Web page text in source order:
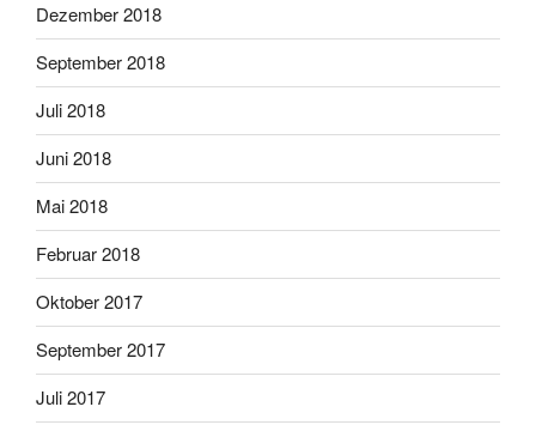
Dezember 2018
September 2018
Juli 2018
Juni 2018
Mai 2018
Februar 2018
Oktober 2017
September 2017
Juli 2017